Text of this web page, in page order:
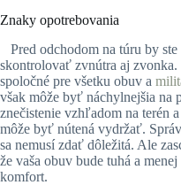
Znaky opotrebovania
Pred odchodom na túru by
skontrolovať zvnútra aj zvonka.
spoločné pre všetku obuv a
však môže byť náchylnejšia na
znečistenie vzhľadom na terén
môže byť nútená vydržať.
sa nemusí zdať dôležitá. Ale
že vaša obuv bude tuhá a
komfort.